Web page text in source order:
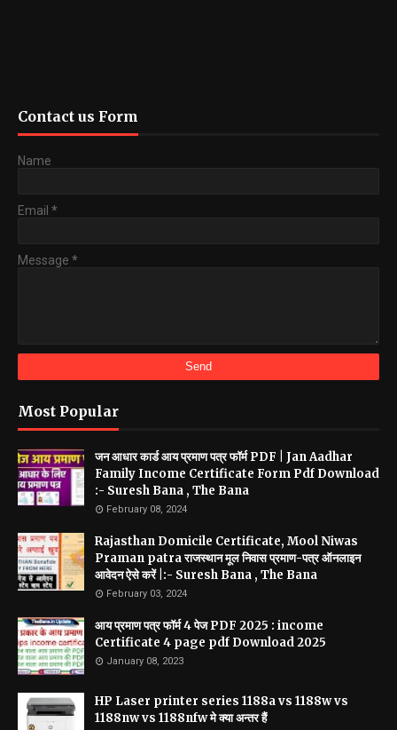
Contact us Form
Name
Email *
Message *
Most Popular
जन आधार कार्ड आय प्रमाण पत्र फॉर्म PDF | Jan Aadhar
Family Income Certificate Form Pdf Download
:- Suresh Bana , The Bana
February 08, 2024
Rajasthan Domicile Certificate, Mool Niwas
Praman patra राजस्थान मूल निवास प्रमाण-पत्र ऑनलाइन
आवेदन ऐसे करें |:- Suresh Bana , The Bana
February 03, 2024
आय प्रमाण पत्र फॉर्म 4 पेज PDF 2025 : income
Certificate 4 page pdf Download 2025
January 08, 2023
HP Laser printer series 1188a vs 1188w vs
1188nw vs 1188nfw मे क्या अन्तर हैं